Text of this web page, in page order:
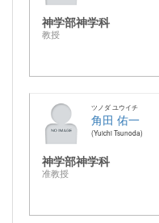
神学部神学科
教授
ツノダ ユウイチ
角田 佑一
Yuichi Tsunoda
神学部神学科
准教授